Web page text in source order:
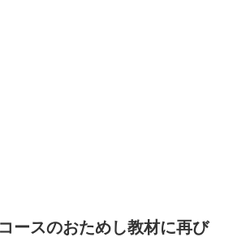
ースのおためし教材に再び